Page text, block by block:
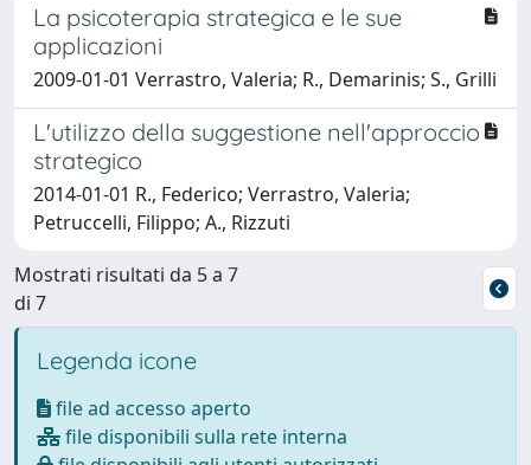
La psicoterapia strategica e le sue
applicazioni
2009-01-01 Verrastro, Valeria; R., Demarinis; S., Grilli
L'utilizzo della suggestione nell'approccio
strategico
2014-01-01 R., Federico; Verrastro, Valeria;
Petruccelli, Filippo; A., Rizzuti
Mostrati risultati da 5 a 7
di 7
Legenda icone
file ad accesso aperto
file disponibili sulla rete interna